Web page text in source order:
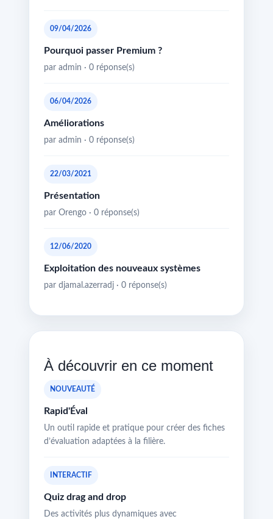
09/04/2026
Pourquoi passer Premium ?
par admin · 0 réponse(s)
06/04/2026
Améliorations
par admin · 0 réponse(s)
22/03/2021
Présentation
par Orengo · 0 réponse(s)
12/06/2020
Exploitation des nouveaux systèmes
par djamal.azerradj · 0 réponse(s)
À découvrir en ce moment
NOUVEAUTÉ
Rapid'Éval
Un outil rapide et pratique pour créer des fiches
d’évaluation adaptées à la filière.
INTERACTIF
Quiz drag and drop
Des activités plus dynamiques avec